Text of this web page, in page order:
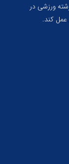
ورزشی در
عمل کند.